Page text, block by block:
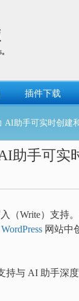
插件下载
AI助手可实时创建
助手可
（Write）支持
WordPress 网站中
持与 AI 助手深